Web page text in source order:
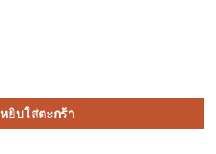
หยิบใส่ตะกร้า